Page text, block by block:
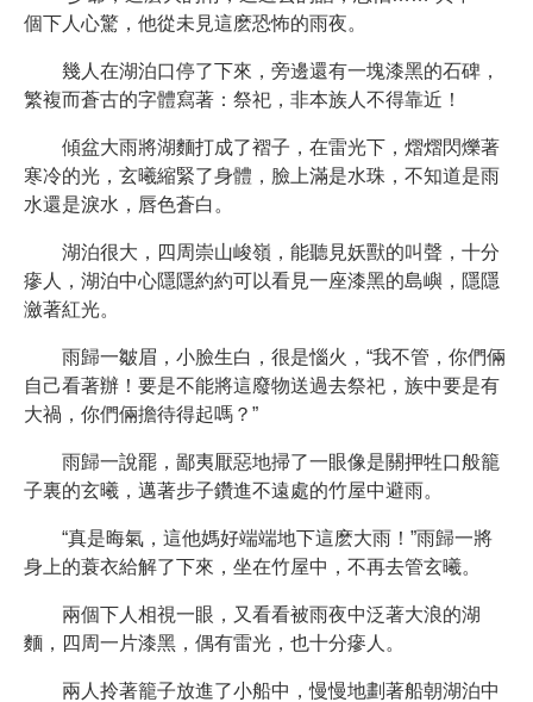
個下人心驚，他從未見這麽恐怖的雨夜。
幾人在湖泊口停了下來，旁邊還有一塊漆黑的石碑，
繁複而蒼古的字體寫著：祭祀，非本族人不得靠近！
傾盆大雨將湖麵打成了褶子，在雷光下，熠熠閃爍著
寒冷的光，玄曦縮緊了身體，臉上滿是水珠，不知道是雨
水還是淚水，唇色蒼白。
湖泊很大，四周崇山峻嶺，能聽見妖獸的叫聲，十分
瘮人，湖泊中心隱隱約約可以看見一座漆黑的島嶼，隱隱
瀲著紅光。
雨歸一皺眉，小臉生白，很是惱火，“我不管，你們倆
自己看著辦！要是不能將這廢物送過去祭祀，族中要是有
大禍，你們倆擔待得起嗎？”
雨歸一說罷，鄙夷厭惡地掃了一眼像是關押牲口般籠
子裏的玄曦，邁著步子鑽進不遠處的竹屋中避雨。
“真是晦氣，這他媽好端端地下這麽大雨！”雨歸一將
身上的蓑衣給解了下來，坐在竹屋中，不再去管玄曦。
兩個下人相視一眼，又看看被雨夜中泛著大浪的湖
麵，四周一片漆黑，偶有雷光，也十分瘮人。
兩人拎著籠子放進了小船中，慢慢地劃著船朝湖泊中